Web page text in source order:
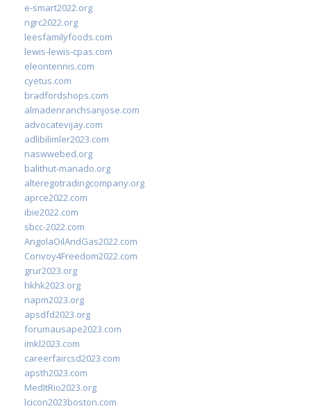
e-smart2022.org
ngrc2022.org
leesfamilyfoods.com
lewis-lewis-cpas.com
eleontennis.com
cyetus.com
bradfordshops.com
almadenranchsanjose.com
advocatevijay.com
adlibilimler2023.com
naswwebed.org
balithut-manado.org
alteregotradingcompany.org
aprce2022.com
ibie2022.com
sbcc-2022.com
AngolaOilAndGas2022.com
Convoy4Freedom2022.com
grur2023.org
hkhk2023.org
napm2023.org
apsdfd2023.org
forumausape2023.com
imkl2023.com
careerfaircsd2023.com
apsth2023.com
MedItRio2023.org
lcicon2023boston.com